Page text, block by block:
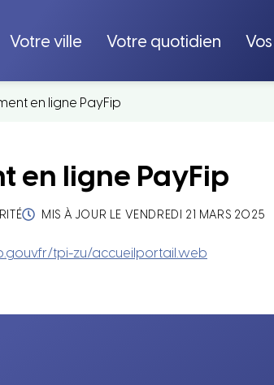
Votre ville Votre quotidien
en ligne PayFip
en ligne PayFip
MIS À JOUR LE VENDREDI 21 MARS 2025
tpi-zu/accueilportail.web